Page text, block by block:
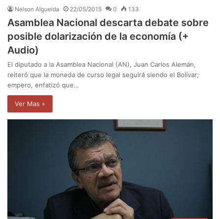
Nelson Algueida 22/05/2015 0 133
Asamblea Nacional descarta debate sobre
posible dolarización de la economía (+
Audio)
El diputado a la Asamblea Nacional (AN), Juan Carlos Alemán,
reiteró que la moneda de curso legal seguirá siendo el Bolívar;
empero, enfatizó que…
Ver Mas »